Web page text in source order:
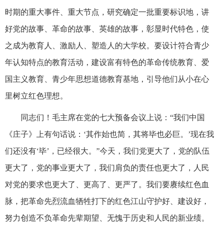
时期的重大事件、重大节点，研究确定一批重要标识地，讲
好党的故事、革命的故事、英雄的故事，彰显时代特色，使
之成为教育人、激励人、塑造人的大学校。要设计符合青少
年认知特点的教育活动，建设富有特色的革命传统教育、爱
国主义教育、青少年思想道德教育基地，引导他们从小在心
里树立红色理想。
同志们！毛主席在党的七大预备会议上说：“我们中国
《庄子》上有句话说：‘其作始也简，其将毕也必巨。’现在我
们还没有‘毕’，已经很大。”今天，我们党更大了，党的队伍
更大了，党的事业更大了，我们肩负的责任也更大了，人民
对党的要求也更大了、更高了、更严了。我们要赓续红色血
脉，把革命先烈流血牺牲打下的红色江山守护好、建设好，
努力创造不负革命先辈期望、无愧于历史和人民的新业绩。